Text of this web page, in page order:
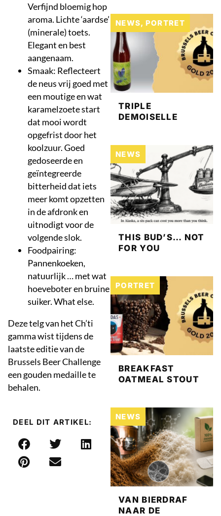
Verfijnd bloemig hop
aroma. Lichte ‘aardse’
(minerale) toets.
Elegant en best
aangenaam.
Smaak: Reflecteert
de neus vrij goed met
een moutige en wat
karamelzoete start
dat mooi wordt
opgefrist door het
koolzuur. Goed
gedoseerde en
geïntegreerde
bitterheid dat iets
meer komt opzetten
in de afdronk en
uitnodigt voor de
volgende slok.
Foodpairing:
Pannenkoeken,
natuurlijk … met wat
hoeveboter en bruine
suiker. What else.
Deze telg van het Ch’ti
gamma wist tijdens de
laatste editie van de
Brussels Beer Challenge
een gouden medaille te
behalen.
DEEL DIT ARTIKEL:
NEWS, PORTRET
TRIPLE
DEMOISELLE
NEWS
THIS BUD’S… NOT
FOR YOU
PORTRET
BREAKFAST
OATMEAL STOUT
NEWS
VAN BIERDRAF
NAAR DE